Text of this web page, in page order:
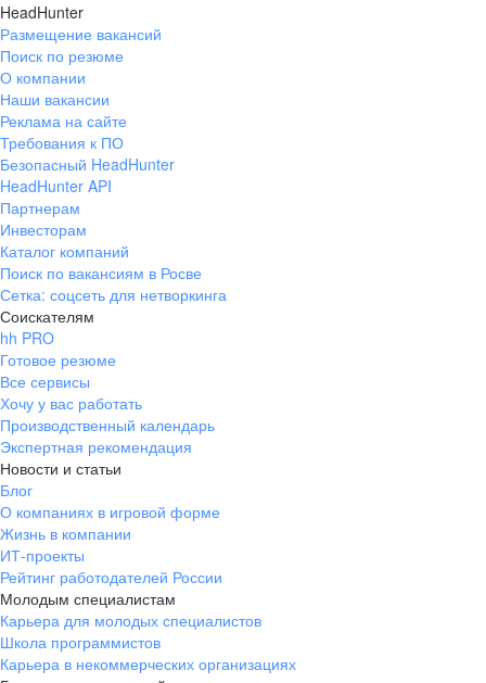
HeadHunter
Размещение вакансий
Поиск по резюме
О компании
Наши вакансии
Реклама на сайте
Требования к ПО
Безопасный HeadHunter
HeadHunter API
Партнерам
Инвесторам
Каталог компаний
Поиск по вакансиям в Росве
Сетка: соцсеть для нетворкинга
Соискателям
hh PRO
Готовое резюме
Все сервисы
Хочу у вас работать
Производственный календарь
Экспертная рекомендация
Новости и статьи
Блог
О компаниях в игровой форме
Жизнь в компании
ИТ-проекты
Рейтинг работодателей России
Молодым специалистам
Карьера для молодых специалистов
Школа программистов
Карьера в некоммерческих организациях